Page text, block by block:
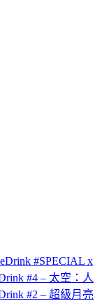
#SPECIAL x
#4 – 太空：人
#2 – 超級月亮